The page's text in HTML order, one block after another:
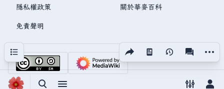
分享此頁面
視圖 更多
目次
隱私權政策 關於華麥百科
免責聲明